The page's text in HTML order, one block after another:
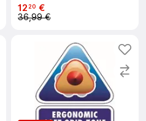
12 20 €
36,99 €